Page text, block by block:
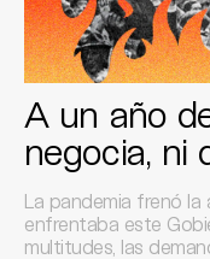
A un año
negocia, ni
La pandemia frenó la
enfrentaba este
multitudes, las